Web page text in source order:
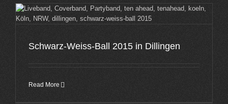
Schwarz-Weiss-Ball 2015 in Dillingen
Read More